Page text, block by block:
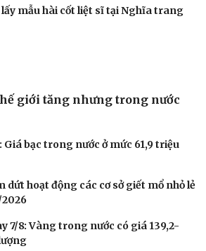
mẫu hài cốt liệt sĩ tại Nghĩa trang